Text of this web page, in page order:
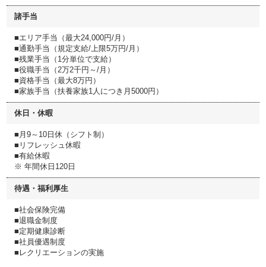
諸手当
■エリア手当（最大24,000円/月）
■通勤手当（規定支給/上限5万円/月）
■残業手当（1分単位で支給）
■役職手当（2万2千円～/月）
■資格手当（最大8万円）
■家族手当（扶養家族1人につき月5000円）
休日・休暇
■月9～10日休（シフト制）
■リフレッシュ休暇
■有給休暇
※ 年間休日120日
待遇・福利厚生
■社会保険完備
■退職金制度
■定期健康診断
■社員優遇制度
■レクリエーションの実施